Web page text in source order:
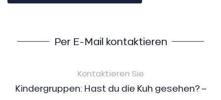
Per E-Mail kontaktieren
Kontaktieren Sie
Kindergruppen: Hast du die Kuh gesehen? –